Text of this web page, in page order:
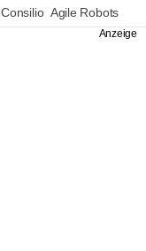
Consilio Agile Robots